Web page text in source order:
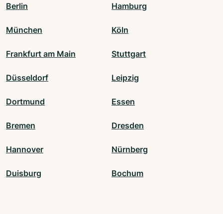
Berlin Hamburg
München Köln
Frankfurt am Main Stuttgart
Düsseldorf Leipzig
Dortmund Essen
Bremen Dresden
Hannover Nürnberg
Duisburg Bochum